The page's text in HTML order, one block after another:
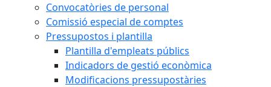
Convocatòries de personal
Comissió especial de comptes
Pressupostos i plantilla
Plantilla d'empleats públics
Indicadors de gestió econòmica
Modificacions pressupostàries